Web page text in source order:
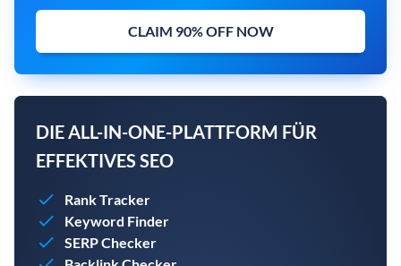
CLAIM 90% OFF NOW
DIE ALL-IN-ONE-PLATTFORM FÜR
EFFEKTIVES SEO
Rank Tracker
Keyword Finder
SERP Checker